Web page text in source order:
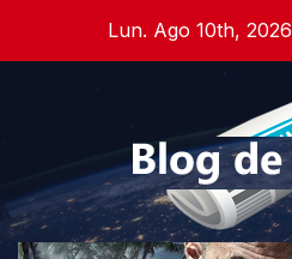
Lun. Ago 10th, 2026